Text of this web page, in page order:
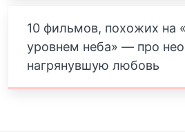
10 фильмов, похожих на
уровнем неба» — про
нагрянувшую любовь